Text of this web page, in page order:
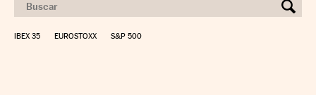
IBEX 35 EUROSTOXX S&P 500